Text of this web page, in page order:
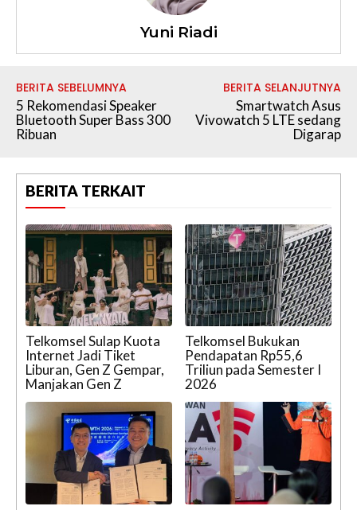
Yuni Riadi
BERITA SEBELUMNYA
5 Rekomendasi Speaker
Bluetooth Super Bass 300
Ribuan
BERITA SELANJUTNYA
Smartwatch Asus
Vivowatch 5 LTE sedang
Digarap
BERITA TERKAIT
Telkomsel Sulap Kuota
Internet Jadi Tiket
Liburan, Gen Z Gempar,
Manjakan Gen Z
Telkomsel Bukukan
Pendapatan Rp55,6
Triliun pada Semester I
2026